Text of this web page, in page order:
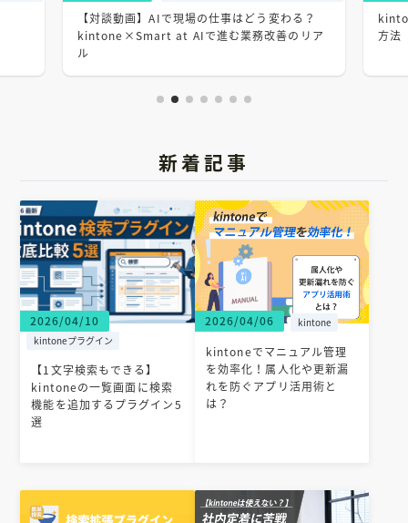
kintone（キントーン）からメールを送信する
方法【5選】
【
を全
新着記事
2026/04/10
kintoneプラグイン
【1文字検索もできる】
kintoneの一覧画面に検索
機能を追加するプラグイン5
選
2026/04/06 kintone
kintoneでマニュアル管理
を効率化！属人化や更新漏
れを防ぐアプリ活用術と
は？